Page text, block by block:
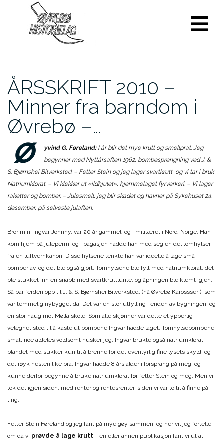
ÅRSSKRIFT 2010 –
Minner fra barndom i
Øvrebø –…
Ø yvind G. Føreland:I år blir det mye krutt og smellprat. Jeg
begynner med Nyttårsaften 1962, bombesprengning ved J. &
S. Bjørnshei Bilverksted. – Fetter Stein og jeg lager svartkrutt, og vi tar i bruk
Natriumklorat. – Vi klekker ut «ildhjulet», hjemmelaget fyrverkeri. – Vi lager
raketter og bomber. – Julesmell, jeg blir skadet og havner på Sykehuset 24.
desember, på selveste julaften.
Bror min, Ingvar Johnny, var 20 år gammel, og i militæret i Nord-Norge. Han
kom hjem på juleperm, og i bagasjen hadde han med seg en del tomhylser
fra en luftvernkanon. Disse hylsene tenkte han var ideelle å lage små
bomber av, og det ble også gjort. Tomhylsene ble fylt med natriumklorat, det
ble stukket inn en snabb med svartkruttlunte, og åpningen ble klemt igjen.
Så bar ferden opp til J. & S. Bjørnshei Bilverksted, (nå Øvrebø Karossseri), som
var temmelig nybygget da. Det var en stor utfylling i enden av bygningen, og
en stor haug mot Mølla skole. Som alle skjønner var dette et ypperlig
velegnet sted til å kaste ut bombene Ingvar hadde laget. Tomhylsebombene
smalt noe aldeles voldsomt husker jeg. Ingvar brukte også natriumklorat
blandet med sukker kun til å brenne for det eventyrlig fine lysets skyld, og
det røyk nesten like bra. Ingvar hadde 8 års alder i forsprang på meg, og
kunne derfor begynne å bruke natriumklorat før fetter Stein og meg. Men vi
tok det igjen siden, med renter og rentesrenter, siden vi var to til å finne på
ting.
Fetter Stein Føreland og jeg fant på mye gøy sammen, og her vil jeg fortelle
om da vi prøvde å lage krutt. I en eller annen publikasjon fant vi ut at